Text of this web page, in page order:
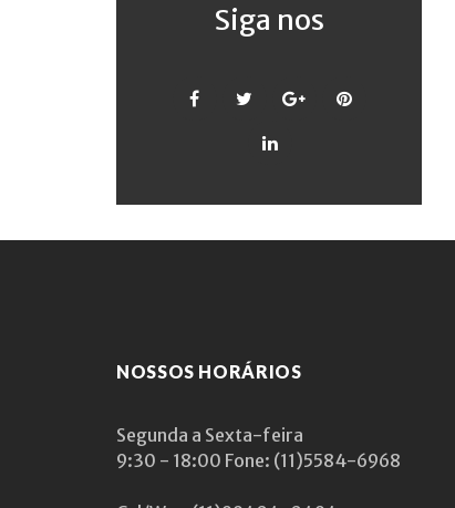
Siga nos
FacebookTwitter
NOSSOS HORÁRIOS
Segunda a Sexta-feira
9:30 - 18:00 Fone: (11)5584-6968